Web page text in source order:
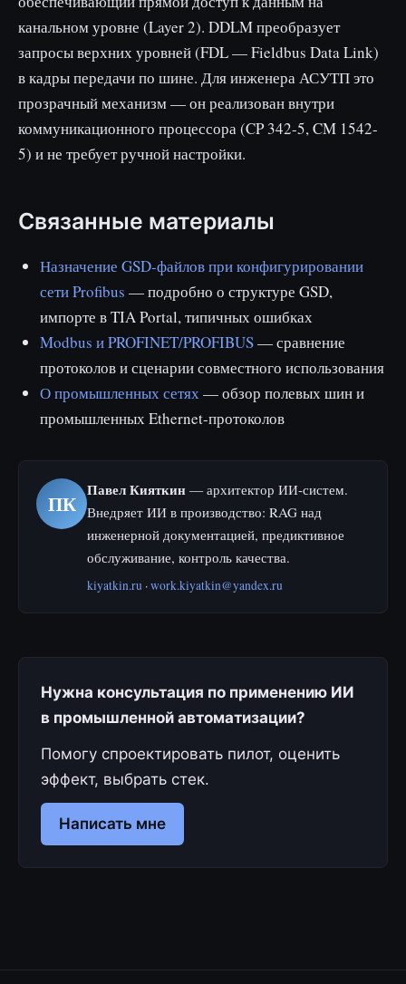
канальном уровне (Layer 2). DDLM преобразует
запросы верхних уровней (FDL — Fieldbus Data Link)
в кадры передачи по шине. Для инженера АСУТП это
прозрачный механизм — он реализован внутри
коммуникационного процессора (CP 342-5, CM 1542-
5) и не требует ручной настройки.
Связанные материалы
Назначение GSD-файлов при конфигурировании
сети Profibus — подробно о структуре GSD,
импорте в TIA Portal, типичных ошибках
Modbus и PROFINET/PROFIBUS— сравнение
протоколов и сценарии совместного использования
О промышленных сетях— обзор полевых шин и
промышленных Ethernet-протоколов
ПК
Павел Кияткин — архитектор ИИ-систем.
Внедряет ИИ в производство: RAG над
инженерной документацией, предиктивное
обслуживание, контроль качества.
kiyatkin.ru ·work.kiyatkin@yandex.ru
Нужна консультация по применению ИИ
в промышленной автоматизации?
Помогу спроектировать пилот, оценить
эффект, выбрать стек.
Написать мне